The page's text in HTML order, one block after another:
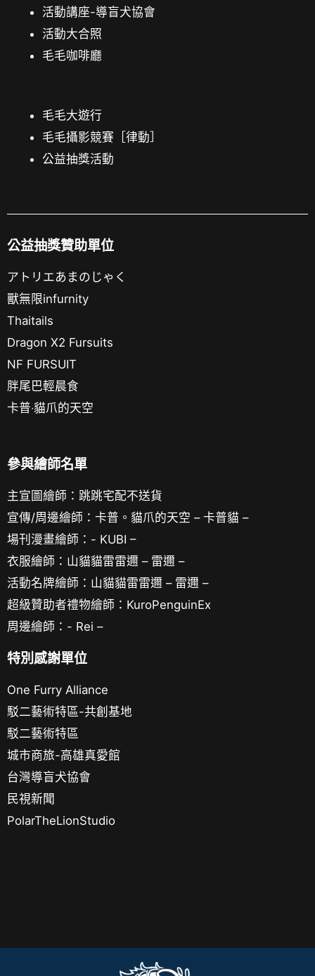
活動講座-導盲犬協會
活動大合照
毛毛咖啡廳
毛毛大遊行
毛毛攝影競賽［律動］
公益抽獎活動
公益抽獎贊助單位
アトリエあまのじゃく
獸無限infurnity
Thaitails
Dragon X2 Fursuits
NF FURSUIT
胖尾巴輕晨食
卡普‧貓爪的天空
參與繪師名單
主宣圖繪師：跳跳宅配不送貨
宣傳/周邊繪師：卡普。貓爪的天空 – 卡普貓 –
場刊漫畫繪師：- KUBI –
衣服繪師：山貓貓雷雷邇 – 雷邇 –
活動名牌繪師：山貓貓雷雷邇 – 雷邇 –
超級贊助者禮物繪師：KuroPenguinEx
周邊繪師：- Rei –
特別感謝單位
One Furry Alliance
駁二藝術特區-共創基地
駁二藝術特區
城市商旅-高雄真愛館
台灣導盲犬協會
民視新聞
PolarTheLionStudio